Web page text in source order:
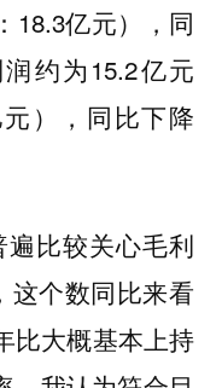
18.3亿元），同
约为15.2亿元
元），同比下降
比较关心毛利
这个数同比来看
比大概基本上持